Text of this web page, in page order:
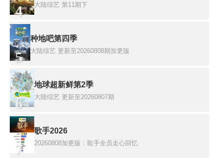
4 大陆综艺 第11期下
5
种地吧第四季
大陆综艺 更新至20260808期加更版
6
地球超新鲜第2季
大陆综艺 更新至20260807期
7
歌手2026
20260808加更版：歌手全员走心回忆